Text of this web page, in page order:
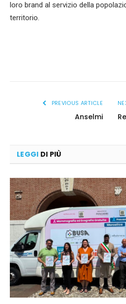
loro brand al servizio della
territorio.
PREVIOUS ARTICLE
Anselmi
LEGGI DI PIÙ